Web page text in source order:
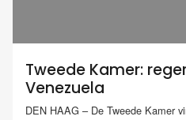
Tweede Kamer:
Venezuela
DEN HAAG – De Tweede Kamer